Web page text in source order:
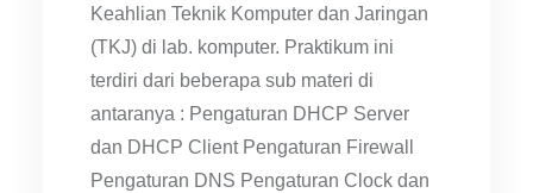
Keahlian Teknik Komputer dan Jaringan
(TKJ) di lab. komputer. Praktikum ini
terdiri dari beberapa sub materi di
antaranya : Pengaturan DHCP Server
dan DHCP Client Pengaturan Firewall
Pengaturan DNS Pengaturan Clock dan